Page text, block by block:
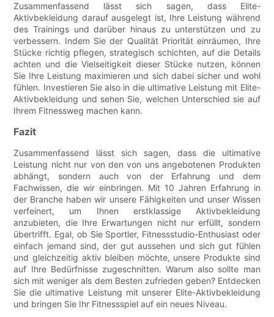
Zusammenfassend lässt sich sagen, dass Elite-
Aktivbekleidung darauf ausgelegt ist, Ihre Leistung während
des Trainings und darüber hinaus zu unterstützen und zu
verbessern. Indem Sie der Qualität Priorität einräumen, Ihre
Stücke richtig pflegen, strategisch schichten, auf die Details
achten und die Vielseitigkeit dieser Stücke nutzen, können
Sie Ihre Leistung maximieren und sich dabei sicher und wohl
fühlen. Investieren Sie also in die ultimative Leistung mit Elite-
Aktivbekleidung und sehen Sie, welchen Unterschied sie auf
Ihrem Fitnessweg machen kann.
Fazit
Zusammenfassend lässt sich sagen, dass die ultimative
Leistung nicht nur von den von uns angebotenen Produkten
abhängt, sondern auch von der Erfahrung und dem
Fachwissen, die wir einbringen. Mit 10 Jahren Erfahrung in
der Branche haben wir unsere Fähigkeiten und unser Wissen
verfeinert, um Ihnen erstklassige Aktivbekleidung
anzubieten, die Ihre Erwartungen nicht nur erfüllt, sondern
übertrifft. Egal, ob Sie Sportler, Fitnessstudio-Enthusiast oder
einfach jemand sind, der gut aussehen und sich gut fühlen
und gleichzeitig aktiv bleiben möchte, unsere Produkte sind
auf Ihre Bedürfnisse zugeschnitten. Warum also sollte man
sich mit weniger als dem Besten zufrieden geben? Entdecken
Sie die ultimative Leistung mit unserer Elite-Aktivbekleidung
und bringen Sie Ihr Fitnessspiel auf ein neues Niveau.